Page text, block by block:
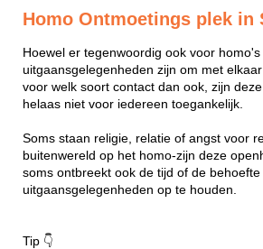
Homo Ontmoetings plek in
Hoewel er tegenwoordig ook voor
uitgaansgelegenheden zijn om met
voor welk soort contact dan ook, zijn
helaas niet voor iedereen toegankelijk.
Soms staan religie, relatie of angst voor
buitenwereld op het homo-zijn deze
soms ontbreekt ook de tijd of de
uitgaansgelegenheden op te houden.
Tip 👇